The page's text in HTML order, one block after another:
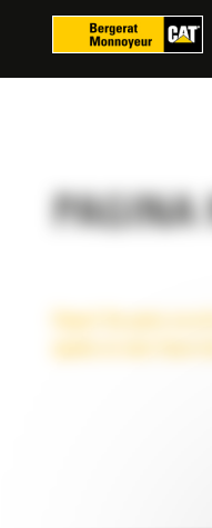
PAGINA
Panoul de gestionare a